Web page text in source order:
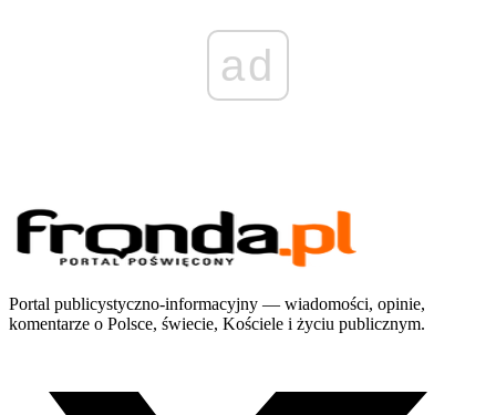
ad
Portal publicystyczno-informacyjny — wiadomości, opinie,
komentarze o Polsce, świecie, Kościele i życiu publicznym.